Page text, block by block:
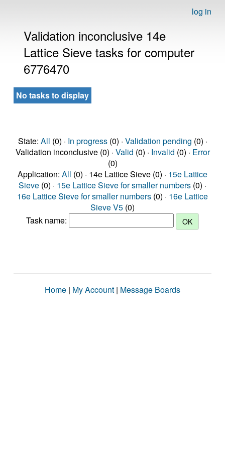
log in
Validation inconclusive 14e
Lattice Sieve tasks for computer
6776470
No tasks to display
State: All (0) · In progress(0) · Validation pending (0) ·
Validation inconclusive (0) · Valid (0) · Invalid (0) · Error
(0)
Application: All (0) · 14e Lattice Sieve (0) · 15e Lattice
Sieve (0) · 15e Lattice Sieve for smaller numbers (0) ·
16e Lattice Sieve for smaller numbers (0) · 16e Lattice
Sieve V5 (0)
Task name:
Home | My Account | Message Boards